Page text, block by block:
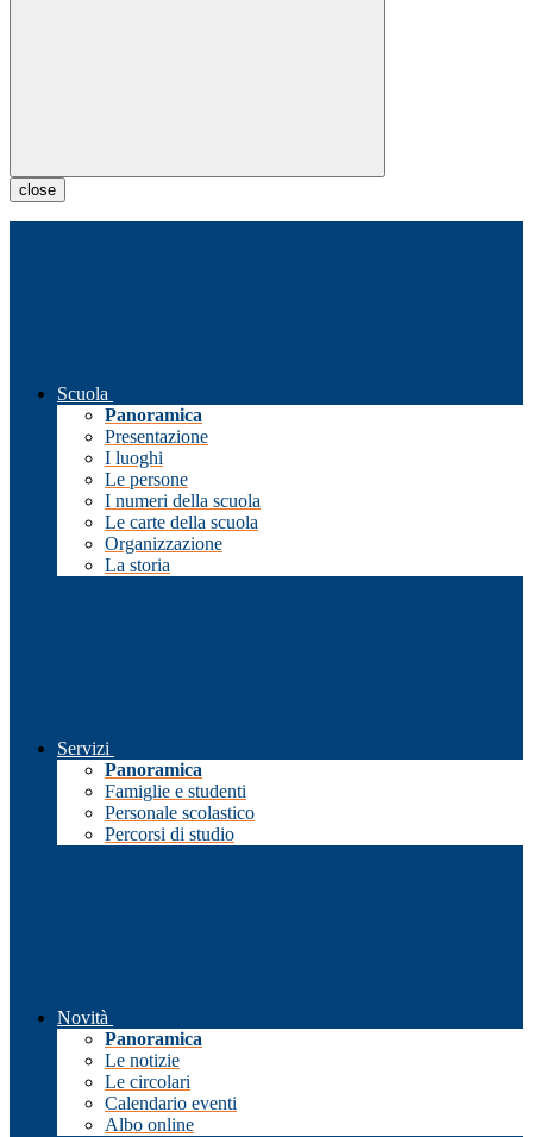
close
Scuola
Panoramica
Presentazione
I luoghi
Le persone
I numeri della scuola
Le carte della scuola
Organizzazione
La storia
Servizi
Panoramica
Famiglie e studenti
Personale scolastico
Percorsi di studio
Novità
Panoramica
Le notizie
Le circolari
Calendario eventi
Albo online